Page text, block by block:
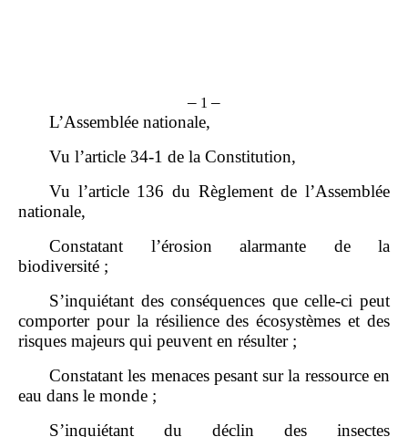
– 1 –
L’Assemblée nationale,
Vu l’article 34‑1 de la Constitution,
Vu l’article 136 du Règlement de l’Assemblée
nationale,
Constatant l’érosion alarmante de la
biodiversité ;
S’inquiétant des conséquences que celle‑ci peut
comporter pour la résilience des écosystèmes et des
risques majeurs qui peuvent en résulter ;
Constatant les menaces pesant sur la ressource en
eau dans le monde ;
S’inquiétant du déclin des insectes